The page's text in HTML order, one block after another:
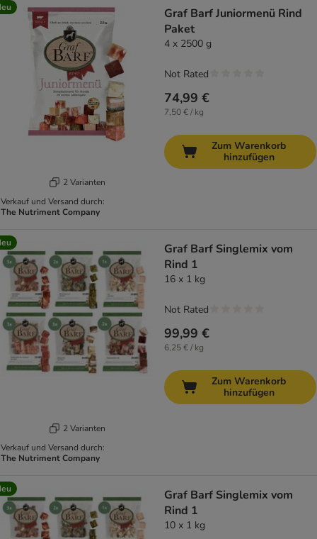
2 Varianten
Verkauf und Versand durch:
The Nutriment Company
Graf Barf Juniormenü Rind
Paket
4 x 2500 g
74,99 €
7,50 € / kg
Not Rated
Zum Warenkorb
hinzufügen
2 Varianten
Verkauf und Versand durch:
The Nutriment Company
Graf Barf Singlemix vom
Rind 1
16 x 1 kg
99,99 €
6,25 € / kg
Not Rated
Zum Warenkorb
hinzufügen
Graf Barf Singlemix vom
Rind 1
10 x 1 kg